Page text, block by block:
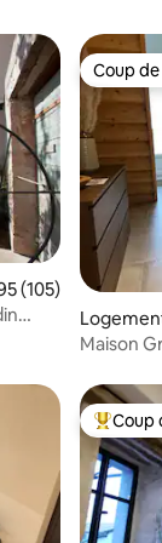
plus aimés
moyenne de
(105)
Coup
Coup
ne
Maison
plus aimésCoupCoup